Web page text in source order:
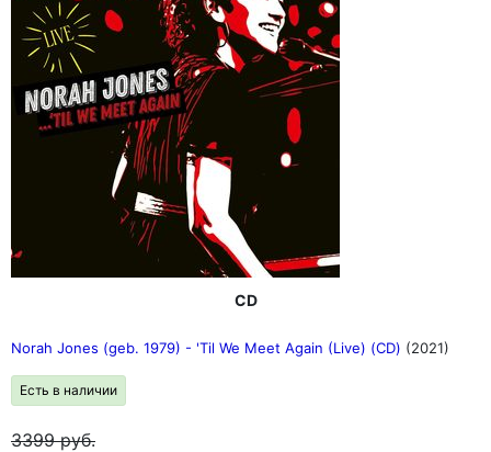
CD
Norah Jones (geb. 1979) - 'Til We Meet Again (Live) (CD) (2021)
Есть в наличии
3399руб.